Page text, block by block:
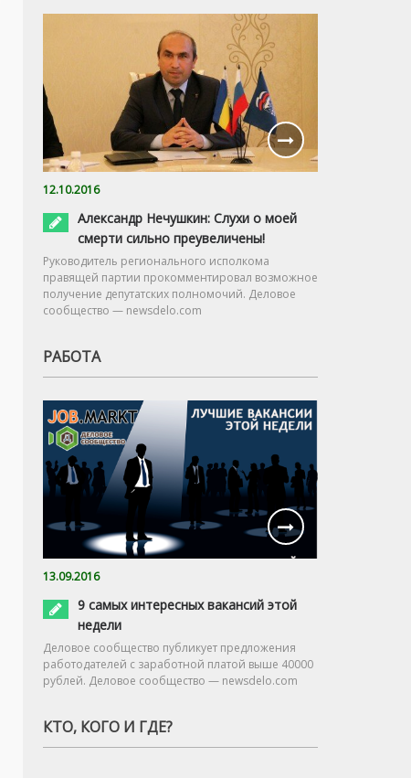
12.10.2016
Александр Нечушкин: Слухи о моей
смерти сильно преувеличены!
Руководитель регионального исполкома
правящей партии прокомментировал возможное
получение депутатских полномочий. Деловое
сообщество — newsdelo.com
РАБОТА
13.09.2016
9 самых интересных вакансий этой
недели
Деловое сообщество публикует предложения
работодателей с заработной платой выше 40000
рублей. Деловое сообщество — newsdelo.com
КТО, КОГО И ГДЕ?